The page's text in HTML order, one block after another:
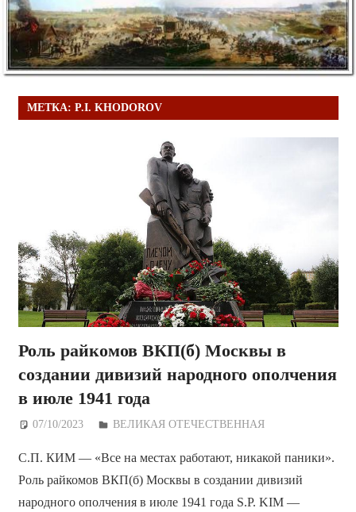
МЕТКА: P.I. KHODOROV
Роль райкомов ВКП(б) Москвы в
создании дивизий народного ополчения
в июле 1941 года
07/10/2023 Дежурный по Редакции
ВЕЛИКАЯ ОТЕЧЕСТВЕННАЯ
С.П. КИМ — «Все на местах работают, никакой паники».
Роль райкомов ВКП(б) Москвы в создании дивизий
народного ополчения в июле 1941 года S.P. KIM —